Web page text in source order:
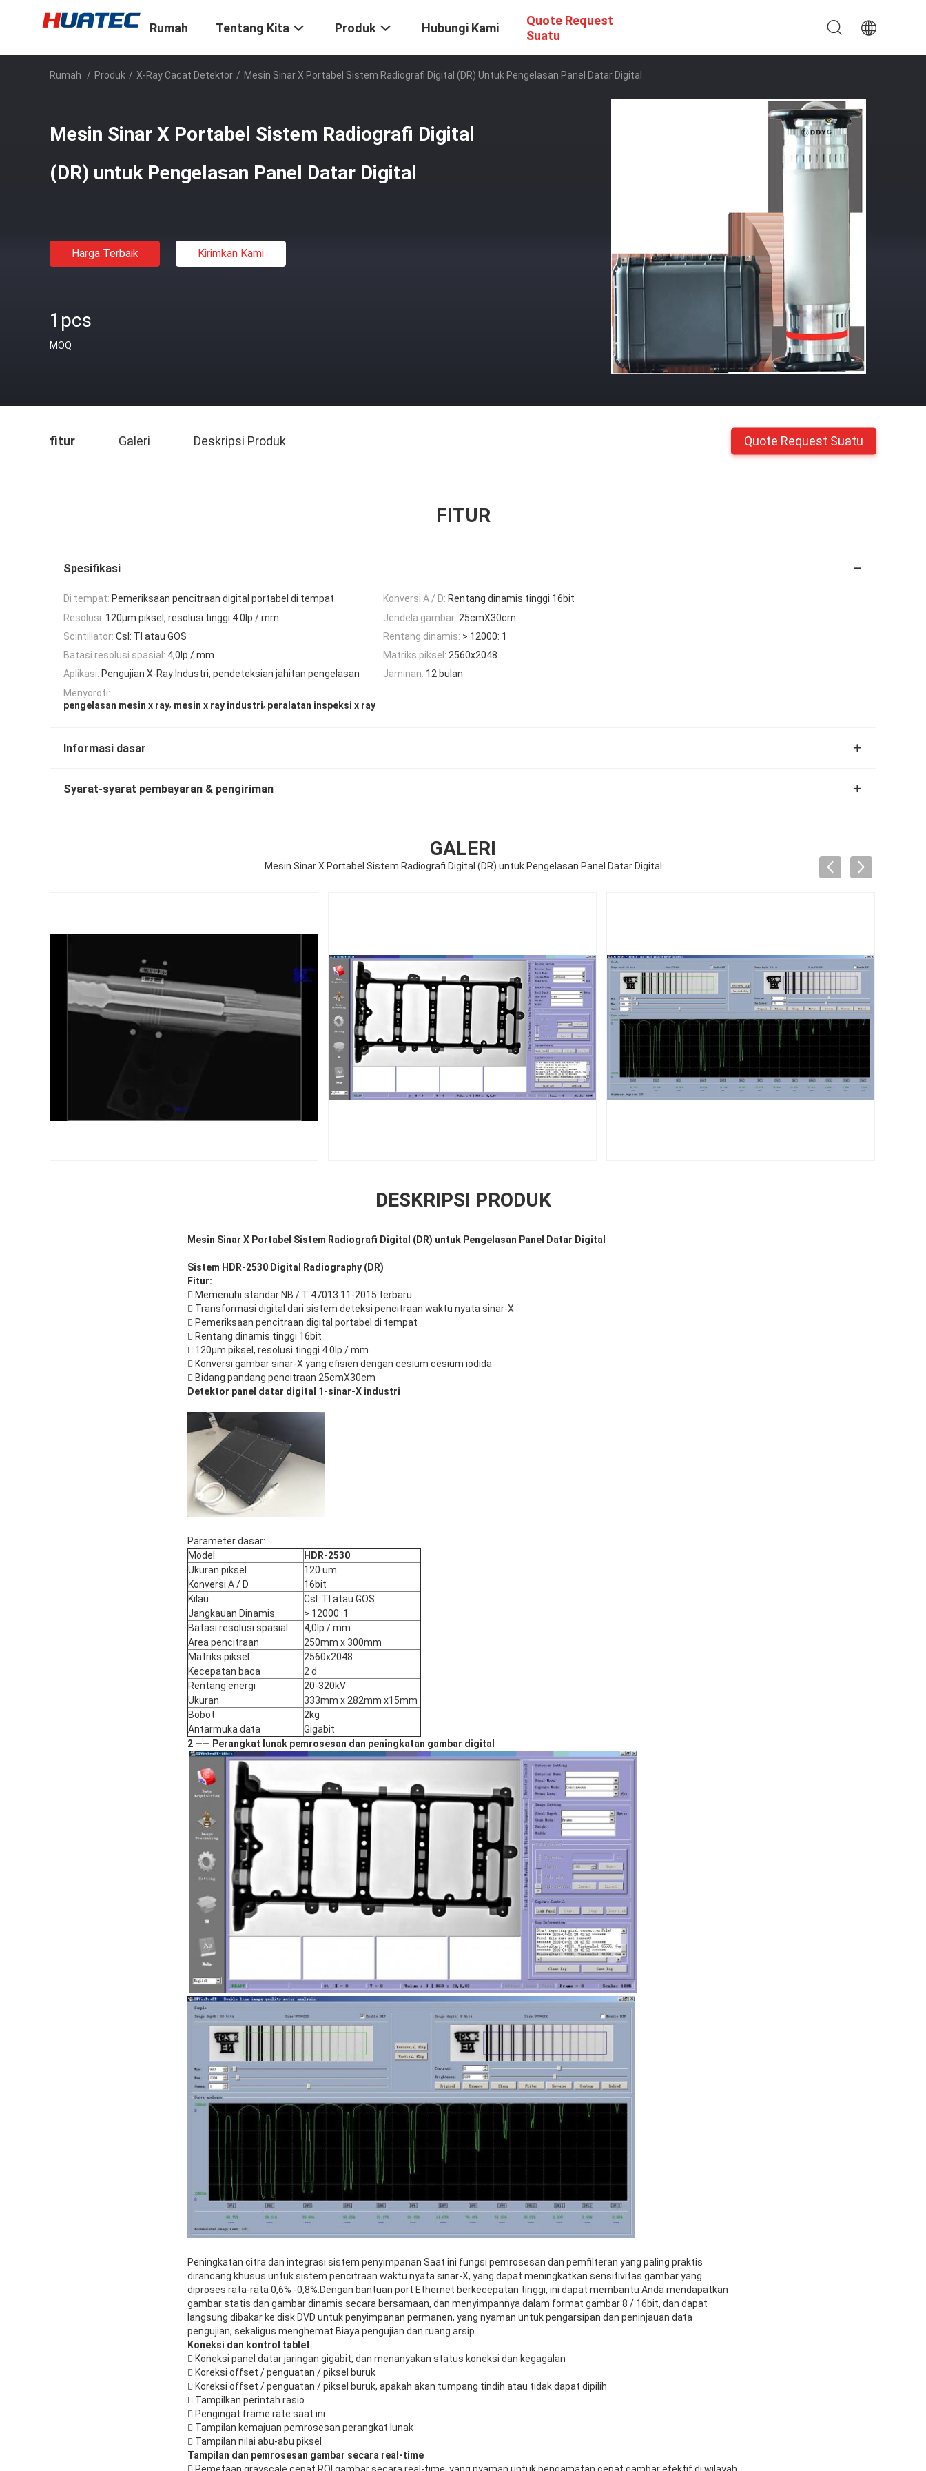
Rumah Tentang Kita Produk Hubungi Kami
Quote Request
Suatu
Rumah / Produk / X-Ray Cacat Detektor / Mesin Sinar X Portabel Sistem Radiografi Digital (DR) Untuk Pengelasan Panel Datar Digital
Mesin Sinar X Portabel Sistem Radiografi Digital
(DR) untuk Pengelasan Panel Datar Digital
Harga Terbaik Kirimkan Kami
1pcs
MOQ
fitur Galeri Deskripsi Produk Quote Request Suatu
FITUR
Spesifikasi
Di tempat: Pemeriksaan pencitraan digital portabel di tempat Konversi A / D: Rentang dinamis tinggi 16bit
Resolusi: 120μm piksel, resolusi tinggi 4.0lp / mm Jendela gambar: 25cmX30cm
Scintillator: CsI: TI atau GOS Rentang dinamis: > 12000: 1
Batasi resolusi spasial: 4,0lp / mm Matriks piksel: 2560x2048
Aplikasi: Pengujian X-Ray Industri, pendeteksian jahitan pengelasan Jaminan: 12 bulan
Menyoroti:
pengelasan mesin x ray, mesin x ray industri, peralatan inspeksi x ray
Informasi dasar
Syarat-syarat pembayaran & pengiriman
GALERI
Mesin Sinar X Portabel Sistem Radiografi Digital (DR) untuk Pengelasan Panel Datar Digital
DESKRIPSI PRODUK
Mesin Sinar X Portabel Sistem Radiografi Digital (DR) untuk Pengelasan Panel Datar Digital
Sistem HDR-2530 Digital Radiography (DR)
Fitur:
 Memenuhi standar NB / T 47013.11-2015 terbaru
 Transformasi digital dari sistem deteksi pencitraan waktu nyata sinar-X
 Pemeriksaan pencitraan digital portabel di tempat
 Rentang dinamis tinggi 16bit
 120μm piksel, resolusi tinggi 4.0lp / mm
 Konversi gambar sinar-X yang efisien dengan cesium cesium iodida
 Bidang pandang pencitraan 25cmX30cm
Detektor panel datar digital 1-sinar-X industri
Parameter dasar:
Model
HDR-2530
Ukuran piksel
120 um
Konversi A / D
16bit
Kilau
CsI: TI atau GOS
Jangkauan Dinamis
> 12000: 1
Batasi resolusi spasial
4,0lp / mm
Area pencitraan
250mm x 300mm
Matriks piksel
2560x2048
Kecepatan baca
2 d
Rentang energi
20-320kV
Ukuran
333mm x 282mm x15mm
Bobot
2kg
Antarmuka data
Gigabit
2 —— Perangkat lunak pemrosesan dan peningkatan gambar digital
Peningkatan citra dan integrasi sistem penyimpanan Saat ini fungsi pemrosesan dan pemfilteran yang paling praktis
dirancang khusus untuk sistem pencitraan waktu nyata sinar-X, yang dapat meningkatkan sensitivitas gambar yang
diproses rata-rata 0,6% -0,8%.Dengan bantuan port Ethernet berkecepatan tinggi, ini dapat membantu Anda mendapatkan
gambar statis dan gambar dinamis secara bersamaan, dan menyimpannya dalam format gambar 8 / 16bit, dan dapat
langsung dibakar ke disk DVD untuk penyimpanan permanen, yang nyaman untuk pengarsipan dan peninjauan data
pengujian, sekaligus menghemat Biaya pengujian dan ruang arsip.
Koneksi dan kontrol tablet
 Koneksi panel datar jaringan gigabit, dan menanyakan status koneksi dan kegagalan
 Koreksi offset / penguatan / piksel buruk
 Koreksi offset / penguatan / piksel buruk, apakah akan tumpang tindih atau tidak dapat dipilih
 Tampilkan perintah rasio
 Pengingat frame rate saat ini
 Tampilan kemajuan pemrosesan perangkat lunak
 Tampilan nilai abu-abu piksel
Tampilan dan pemrosesan gambar secara real-time